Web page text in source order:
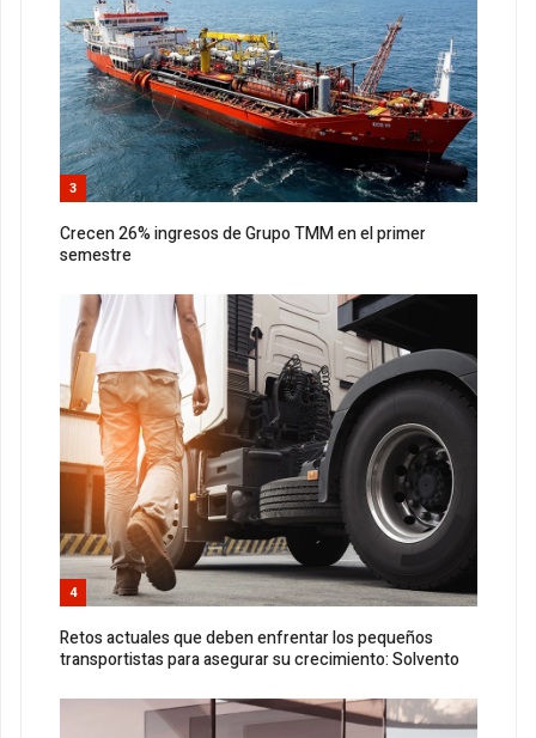
3
Crecen 26% ingresos de Grupo TMM en el primer
semestre
4
Retos actuales que deben enfrentar los pequeños
transportistas para asegurar su crecimiento: Solvento